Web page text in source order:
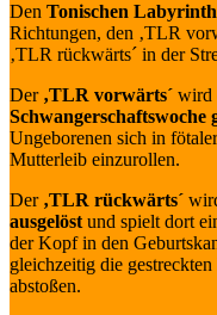
Den Tonischen
Richtungen, den ‚TLR
‚TLR rückwärts´ in der
Der ‚TLR vorwärts´ wird
Schwangerschaftswoche
Ungeborenen sich in
Mutterleib einzurollen.
Der ‚TLR rückwärts´
ausgelöst und spielt dort
der Kopf in den
gleichzeitig die
abstoßen.